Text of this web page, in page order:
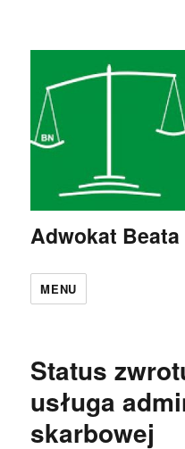
Adwokat
MENU
Status
usługa
skarbowej